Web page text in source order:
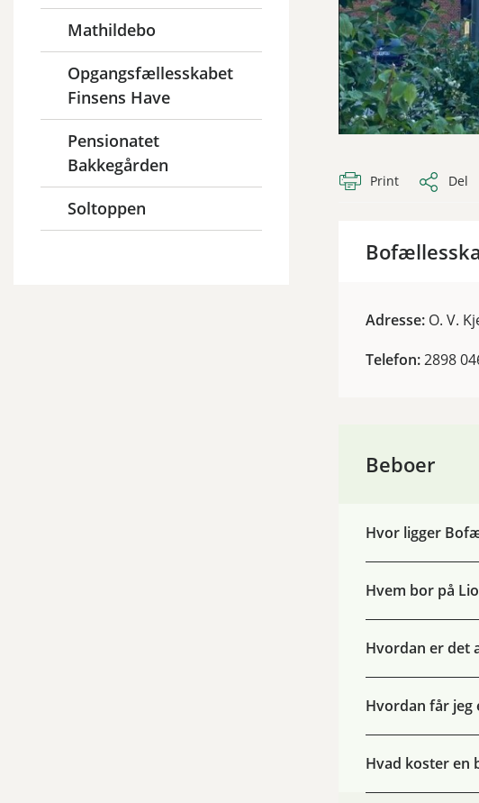
Mathildebo
Opgangsfællesskabet
Finsens Have
Pensionatet
Bakkegården
Soltoppen
Print Del
Adresse: O. V.
Telefon:2898
Beboer
Hvor ligger
Hvem bor på
Hvordan er det
Hvordan får jeg
Hvad koster en